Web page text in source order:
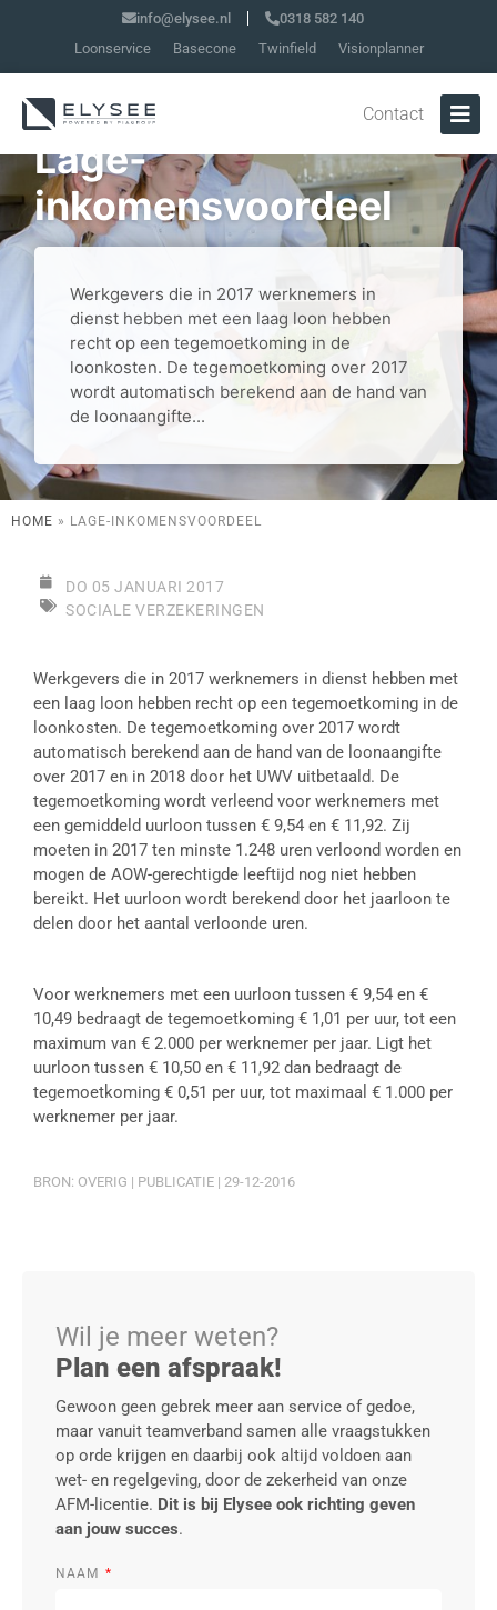
info@elysee.nl
0318 582 140
Loonservice
Basecone Twinfield Visionplanner
Contact
Lage-
inkomensvoordeel
Werkgevers die in 2017 werknemers in
dienst hebben met een laag loon hebben
recht op een tegemoetkoming in de
loonkosten. De tegemoetkoming over 2017
wordt automatisch berekend aan de hand van
de loonaangifte...
HOME » LAGE-INKOMENSVOORDEEL
DO 05 JANUARI 2017
SOCIALE VERZEKERINGEN
Werkgevers die in 2017 werknemers in dienst hebben met
een laag loon hebben recht op een tegemoetkoming in de
loonkosten. De tegemoetkoming over 2017 wordt
automatisch berekend aan de hand van de loonaangifte
over 2017 en in 2018 door het UWV uitbetaald. De
tegemoetkoming wordt verleend voor werknemers met
een gemiddeld uurloon tussen € 9,54 en € 11,92. Zij
moeten in 2017 ten minste 1.248 uren verloond worden en
mogen de AOW-gerechtigde leeftijd nog niet hebben
bereikt. Het uurloon wordt berekend door het jaarloon te
delen door het aantal verloonde uren.
Voor werknemers met een uurloon tussen € 9,54 en €
10,49 bedraagt de tegemoetkoming € 1,01 per uur, tot een
maximum van € 2.000 per werknemer per jaar. Ligt het
uurloon tussen € 10,50 en € 11,92 dan bedraagt de
tegemoetkoming € 0,51 per uur, tot maximaal € 1.000 per
werknemer per jaar.
BRON: OVERIG | PUBLICATIE | 29-12-2016
Wil je meer weten?
Plan een afspraak!
Gewoon geen gebrek meer aan service of gedoe,
maar vanuit teamverband samen alle vraagstukken
op orde krijgen en daarbij ook altijd voldoen aan
wet- en regelgeving, door de zekerheid van onze
AFM-licentie. Dit is bij Elysee ook richting geven
aan jouw succes.
NAAM